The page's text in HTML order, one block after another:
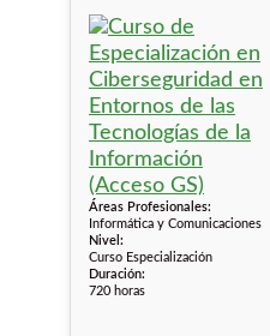
Áreas Profesionales:
Informática y Comunicaciones
Nivel:
Curso Especialización
Duración:
720 horas